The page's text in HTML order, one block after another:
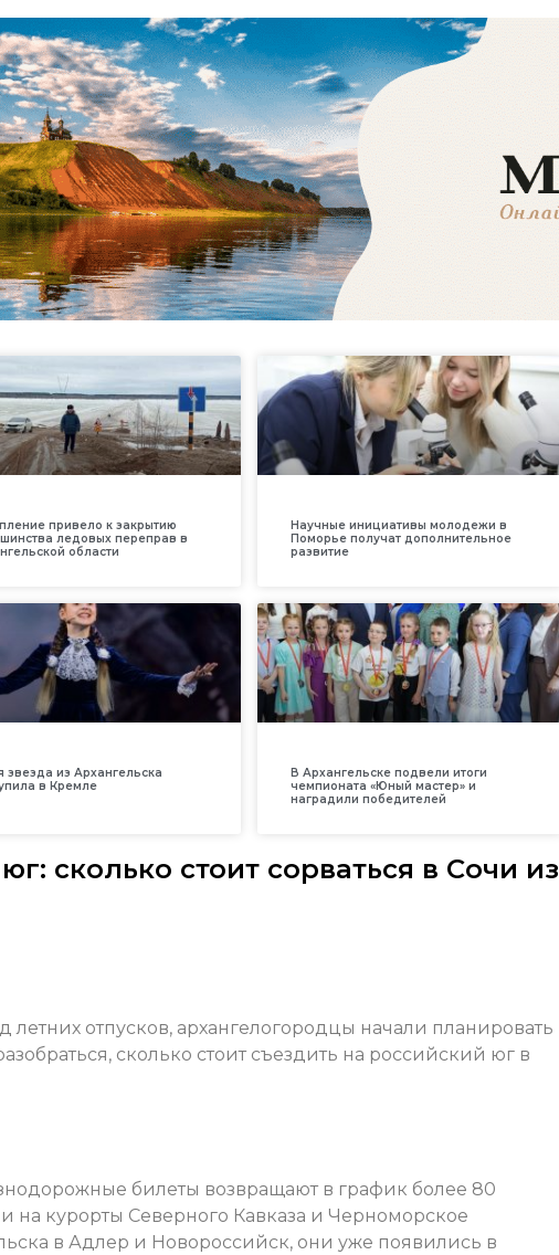
привело к закрытию
ледовых переправ в
области
Научные инициативы молодежи в
Поморье получат дополнительное
развитие
звезда из Архангельска
в Кремле
В Архангельске подвели итоги
чемпионата «Юный мастер» и
наградили победителей
сколько стоит сорваться в Сочи из
отпусков, архангелогородцы начали планировать
сколько стоит съездить на российский юг в
билеты возвращают в график более 80
на курорты Северного Кавказа и Черноморское
в Адлер и Новороссийск, они уже появились в